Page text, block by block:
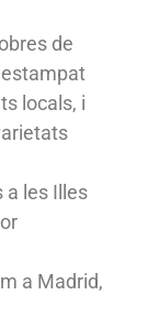
de
estampat
locals, i
a les Illes
a Madrid,